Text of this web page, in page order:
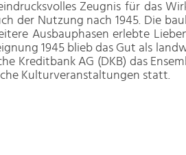
Zeugnis für das
der Nutzung nach 1945. Die
Ausbauphasen erlebte
1945 blieb das Gut als
Kreditbank AG (DKB) das
Kulturveranstaltungen statt.